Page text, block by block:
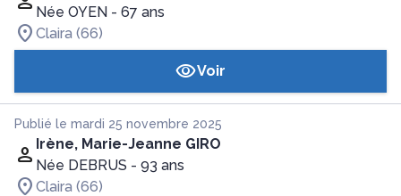
Née OYEN - 67 ans
Claira (66)
Voir
Publié le mardi 25 novembre 2025
Irène, Marie-Jeanne GIRO
Née DEBRUS - 93 ans
Claira (66)